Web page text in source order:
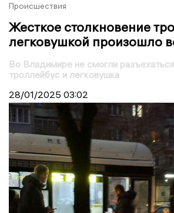
Происшествия
Жесткое столкновение
легковушкой произошло
Во Владимире не смогли
троллейбус и легковушка
28/01/2025 03:02